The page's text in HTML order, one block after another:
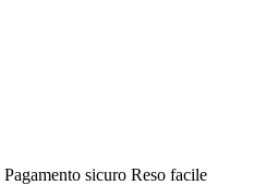
Pagamento sicuro Reso facile